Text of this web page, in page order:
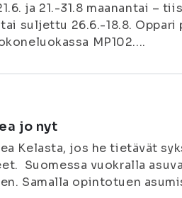
ja 21.-31.8 maanantai –
suljettu 26.6.-18.8. Oppari
MP102....
jo nyt
Kelasta, jos he tietävät
Suomessa vuokralla
Samalla opintotuen